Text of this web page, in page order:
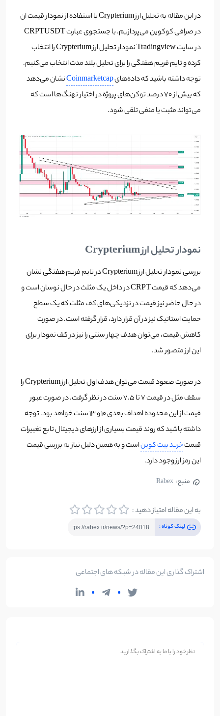
در این مقاله به تحلیل ارز Crypterium با استفاده از نمودار قیمت ان
در صرافی کوکوین می‌پردازیم. با جستجوی عبارت CRPTUSDT
در سایت Tradingview نمودار تحلیل ارز Crypterium را انتخاب
کرده و تایم فریم هفتگی را برای تحلیل بلند مدت انتخاب می‌کنیم.
توجه داشته باشید که داده‌هایCoinmarketcapنشان می‌دهد
که بیش از 70 درصد توکن‌های پروژه در اختیار نهنگ‌ها است که
می‌تواند مثبت یا منفی تلقی شود.
نمودار تحلیل ارز Crypterium
بررسی نمودار تحلیل ارز Crypterium در تایم فریم هفتگی نشان
می‌دهد که قیمت CRPT در داخل یک مثلث در حال نوسان است و
در حال حاضر نیز قیمت در نزدیکی‌های کف مثلث که یک سطح
حمایت استاتیک نیز در آن قرار دارد، قرار گرفته است. در صورت
کاهش قیمت، می‌توان هدف چهار سنتی را نیز در کف نمودار برای
این ارز متصور شد.
در صورت صعود قیمت می‌توان هدف اول تحلیل ارز Crypterium را
سقف مثل در قیمت 7 تا 7.5 سنت در نظر گرفت. در صورت عبور
قیمت از این محدوده اهداف بعدی 10 و 13 سنت خواهد بود. توجه
داشته باشید که روند قیمت بسیاری از ارزهای دیجیتال تابع تغییرات
قیمتخرید بیت کویناست و به همین دلیل نیاز به بررسی قیمت
این رمز ارز وجود دارد.
منبع : Rabex
به این مقاله امتیاز دهید :
لینک کوتاه :
اشتراک گذاری این مقاله در شبکه های اجتماعی